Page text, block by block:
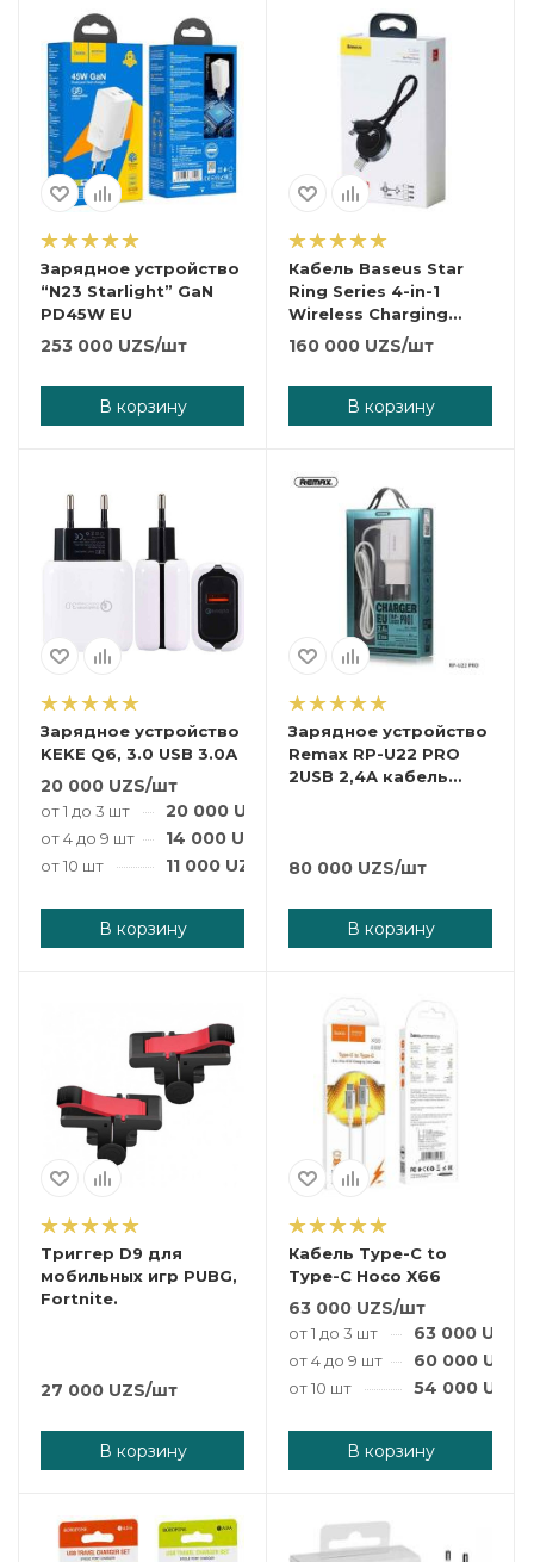
Зарядное устройство
“N23 Starlight” GaN
PD45W EU
253 000 UZS/шт
В корзину
Кабель Baseus Star
Ring Series 4-in-1
Wireless Charging
Cable USB
160 000 UZS/шт
В корзину
Зарядное устройство
KEKE Q6, 3.0 USB 3.0А
20 000 UZS/шт
от 1 до 3 шт 20 000UZS
от 4 до 9 шт 14 000UZS
от 10 шт 11 000UZS /шт
В корзину
Зарядное устройство
Remax RP-U22 PRO
2USB 2,4A кабель
80 000 UZS/шт
В корзину
Триггер D9 для
мобильных игр PUBG,
Fortnite.
27 000 UZS/шт
В корзину
Кабель Type-C to
Type-C Hoco X66
63 000 UZS/шт
от 1 до 3 шт 63 000UZS
от 4 до 9 шт 60 000UZS
от 10 шт 54 000UZS
В корзину